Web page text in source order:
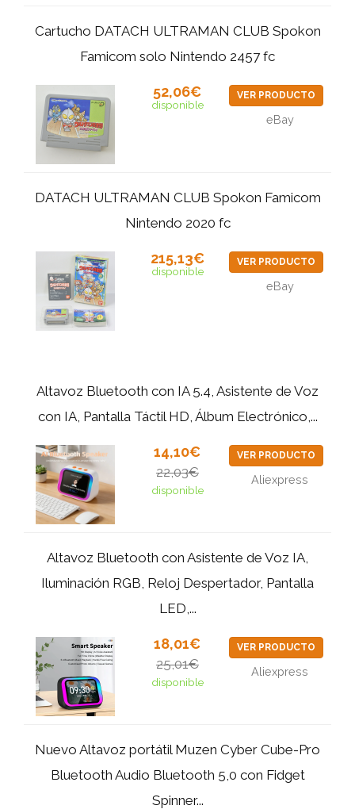
Cartucho DATACH ULTRAMAN CLUB Spokon
Famicom solo Nintendo 2457 fc
52,06€
disponible
VER PRODUCTO
eBay
DATACH ULTRAMAN CLUB Spokon Famicom
Nintendo 2020 fc
215,13€
disponible
VER PRODUCTO
eBay
Altavoz Bluetooth con IA 5.4, Asistente de Voz
con IA, Pantalla Táctil HD, Álbum Electrónico,...
14,10€
22,03€
disponible
VER PRODUCTO
Aliexpress
Altavoz Bluetooth con Asistente de Voz IA,
Iluminación RGB, Reloj Despertador, Pantalla
LED,...
18,01€
25,01€
disponible
VER PRODUCTO
Aliexpress
Nuevo Altavoz portátil Muzen Cyber Cube-Pro
Bluetooth Audio Bluetooth 5,0 con Fidget
Spinner...